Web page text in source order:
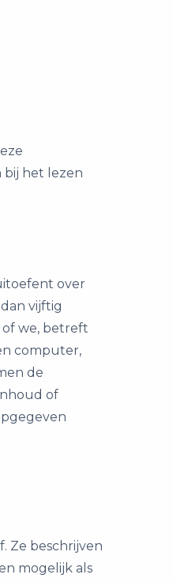
bij het lezen
over
vijftig
of we, betreft
computer,
de
of
Ze beschrijven
mogelijk als